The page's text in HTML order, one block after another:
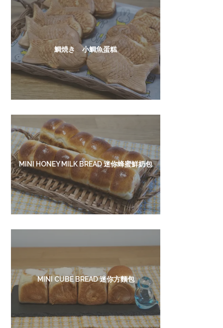
鯛焼き 小鯛魚蛋糕
MINI HONEY MILK BREAD 迷你蜂蜜鮮奶包
MINI CUBE BREAD 迷你方麵包